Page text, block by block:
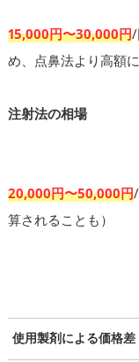
15,000円〜30,000円/
め、点鼻法より高額に
注射法の相場
20,000円〜50,000円
算されることも）
使用製剤による価格差